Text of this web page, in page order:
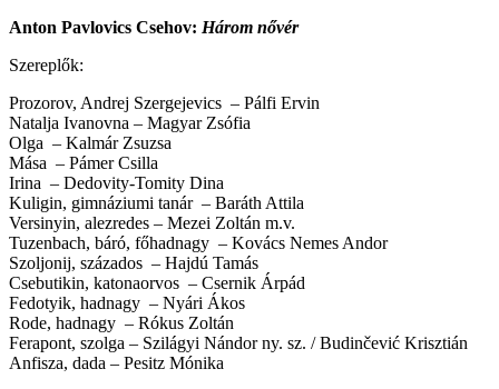
Anton Pavlovics Csehov: Három nővér
Szereplők:
Prozorov, Andrej Szergejevics – Pálfi Ervin
Natalja Ivanovna – Magyar Zsófia
Olga – Kalmár Zsuzsa
Mása – Pámer Csilla
Irina – Dedovity-Tomity Dina
Kuligin, gimnáziumi tanár – Baráth Attila
Versinyin, alezredes – Mezei Zoltán m.v.
Tuzenbach, báró, főhadnagy – Kovács Nemes Andor
Szoljonij, százados – Hajdú Tamás
Csebutikin, katonaorvos – Csernik Árpád
Fedotyik, hadnagy – Nyári Ákos
Rode, hadnagy – Rókus Zoltán
Ferapont, szolga – Szilágyi Nándor ny. sz. / Budinčević Krisztián
Anfisza, dada – Pesitz Mónika